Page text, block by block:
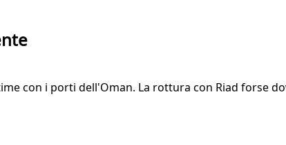
con i porti dell'Oman. La rottura con Riad forse